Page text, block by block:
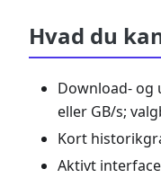
Hvad du
Download- og
eller GB/s;
Kort
Aktivt